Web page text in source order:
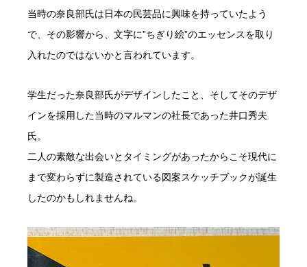
当時の奈良部氏は日本の民芸品に興味を持っていたよう
で、その影響から、文字に”ちぎり絵”のエッセンスを取り
入れたのではないかと言われています。
学生だった奈良部氏がデザインしたこと、そしてそのデザ
インを採用した当時のマルマンの社長であった井口秀夫
氏。
二人の素敵な出会いとタイミングがあったからこそ現代に
まで変わらずに製造されている図案スケッチブックが誕生
したのかもしれませんね。